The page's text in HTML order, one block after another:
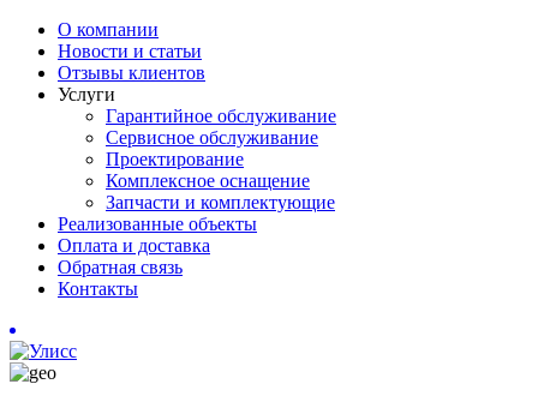
О компании
Новости и статьи
Отзывы клиентов
Услуги
Гарантийное обслуживание
Сервисное обслуживание
Проектирование
Комплексное оснащение
Запчасти и комплектующие
Реализованные объекты
Оплата и доставка
Обратная связь
Контакты